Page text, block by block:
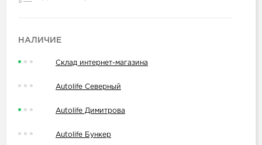
НАЛИЧИЕ
Склад интернет-магазина
Autolife Северный
Autolife Димитрова
Autolife Бункер